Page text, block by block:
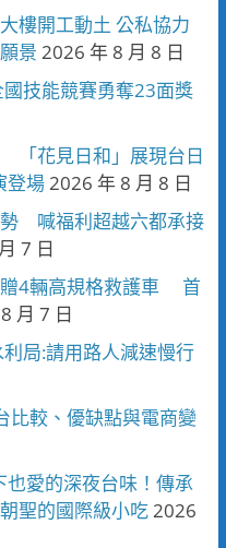
樓開工動土 公私協力
景 2026 年 8 月 8 日
技能競賽勇奪23面獎
「花見日和」展現台日
登場2026 年 8 月 8 日
喊福利超越六都承接
7 日
贈4輛高規格救護車 首
月 7 日
局:請用路人減速慢行
比較、優缺點與電商變
也愛的深夜台味！傳承
聖的國際級小吃2026